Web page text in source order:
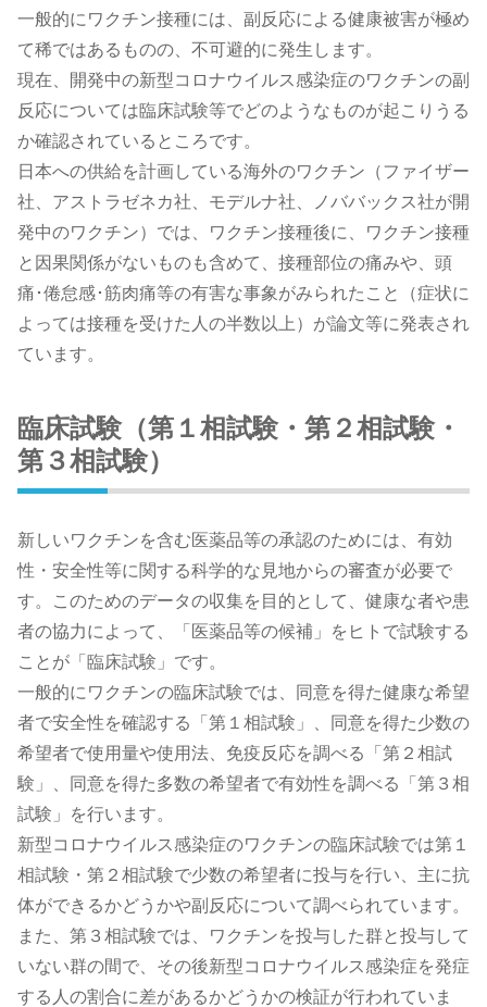
一般的にワクチン接種には、副反応による健康被害が極め
て稀ではあるものの、不可避的に発生します。
現在、開発中の新型コロナウイルス感染症のワクチンの副
反応については臨床試験等でどのようなものが起こりうる
か確認されているところです。
日本への供給を計画している海外のワクチン（ファイザー
社、アストラゼネカ社、モデルナ社、ノババックス社が開
発中のワクチン）では、ワクチン接種後に、ワクチン接種
と因果関係がないものも含めて、接種部位の痛みや、頭
痛･倦怠感･筋肉痛等の有害な事象がみられたこと（症状に
よっては接種を受けた人の半数以上）が論文等に発表され
ています。
臨床試験（第１相試験・第２相試験・
第３相試験）
新しいワクチンを含む医薬品等の承認のためには、有効
性・安全性等に関する科学的な見地からの審査が必要で
す。このためのデータの収集を目的として、健康な者や患
者の協力によって、「医薬品等の候補」をヒトで試験する
ことが「臨床試験」です。
一般的にワクチンの臨床試験では、同意を得た健康な希望
者で安全性を確認する「第１相試験」、同意を得た少数の
希望者で使用量や使用法、免疫反応を調べる「第２相試
験」、同意を得た多数の希望者で有効性を調べる「第３相
試験」を行います。
新型コロナウイルス感染症のワクチンの臨床試験では第１
相試験・第２相試験で少数の希望者に投与を行い、主に抗
体ができるかどうかや副反応について調べられています。
また、第３相試験では、ワクチンを投与した群と投与して
いない群の間で、その後新型コロナウイルス感染症を発症
する人の割合に差があるかどうかの検証が行われていま